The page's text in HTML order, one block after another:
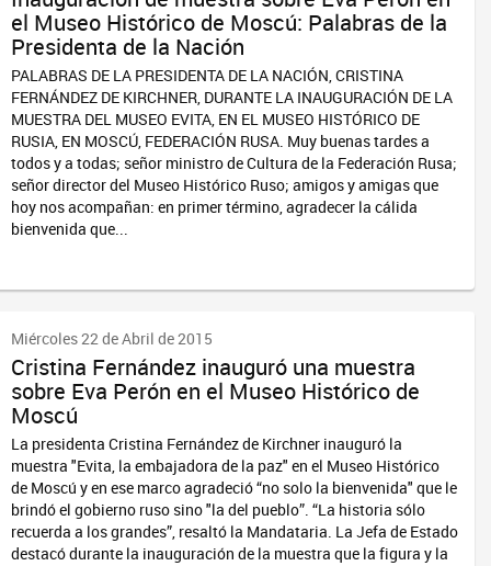
el Museo Histórico de Moscú: Palabras de la
Presidenta de la Nación
PALABRAS DE LA PRESIDENTA DE LA NACIÓN, CRISTINA
FERNÁNDEZ DE KIRCHNER, DURANTE LA INAUGURACIÓN DE LA
MUESTRA DEL MUSEO EVITA, EN EL MUSEO HISTÓRICO DE
RUSIA, EN MOSCÚ, FEDERACIÓN RUSA. Muy buenas tardes a
todos y a todas; señor ministro de Cultura de la Federación Rusa;
señor director del Museo Histórico Ruso; amigos y amigas que
hoy nos acompañan: en primer término, agradecer la cálida
bienvenida que...
Miércoles 22 de Abril de 2015
Cristina Fernández inauguró una muestra
sobre Eva Perón en el Museo Histórico de
Moscú
La presidenta Cristina Fernández de Kirchner inauguró la
muestra "Evita, la embajadora de la paz" en el Museo Histórico
de Moscú y en ese marco agradeció “no solo la bienvenida" que le
brindó el gobierno ruso sino "la del pueblo”. “La historia sólo
recuerda a los grandes”, resaltó la Mandataria. La Jefa de Estado
destacó durante la inauguración de la muestra que la figura y la